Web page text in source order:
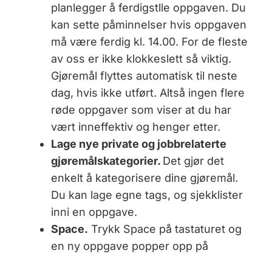
planlegger å ferdigstlle oppgaven. Du
kan sette påminnelser hvis oppgaven
må være ferdig kl. 14.00. For de fleste
av oss er ikke klokkeslett så viktig.
Gjøremål flyttes automatisk til neste
dag, hvis ikke utført. Altså ingen flere
røde oppgaver som viser at du har
vært inneffektiv og henger etter.
Lage nye private og jobbrelaterte
gjøremålskategorier. Det gjør det
enkelt å kategorisere dine gjøremål.
Du kan lage egne tags, og sjekklister
inni en oppgave.
Space. Trykk Space på tastaturet og
en ny oppgave popper opp på